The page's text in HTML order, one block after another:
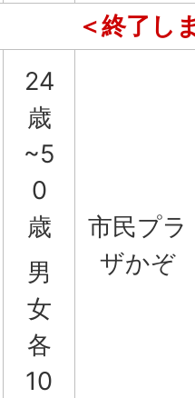
＜終了し
24
歳
~5
0
歳
男
女
各
10
市民プラ
ザかぞ